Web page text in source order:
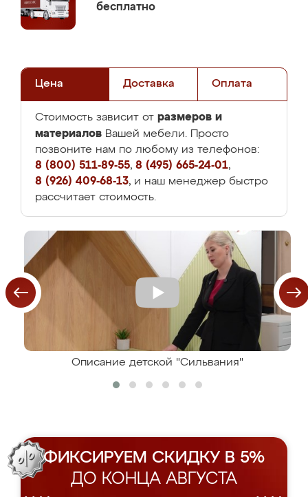
бесплатно
Цена Доставка Оплата
Стоимость зависит от размеров и
материалов Вашей мебели. Просто
позвоните нам по любому из телефонов:
8 (800) 511-89-55, 8 (495) 665-24-01,
8 (926) 409-68-13, и наш менеджер быстро
рассчитает стоимость.
Описание детской "Сильвания"
ФИКСИРУЕМ СКИДКУ В 5%
ДО КОНЦА АВГУСТА